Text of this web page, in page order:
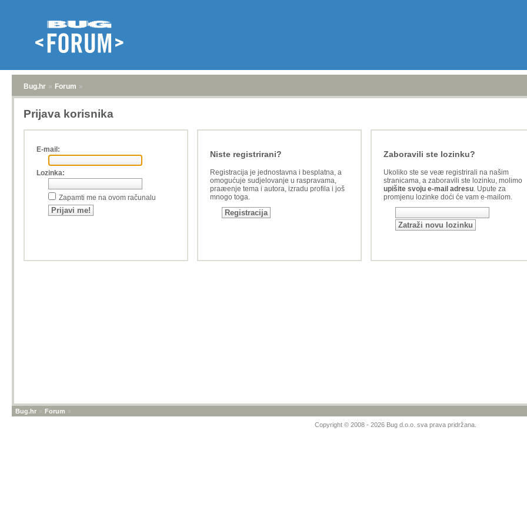
Bug.hr » Forum »
Prijava korisnika
E-mail:
Lozinka:
Zapamti me na ovom računalu
Niste registrirani?
Registracija je jednostavna i besplatna, a
omogućuje sudjelovanje u raspravama,
praæenje tema i autora, izradu profila i još
mnogo toga.
Zaboravili ste lozinku?
Ukoliko ste se veæ registrirali na našim
stranicama, a zaboravili ste lozinku, molimo
upišite svoju e-mail adresu. Upute za
promjenu lozinke doći će vam e-mailom.
Bug.hr » Forum »
Copyright © 2008 - 2026 Bug d.o.o. sva prava pridržana.